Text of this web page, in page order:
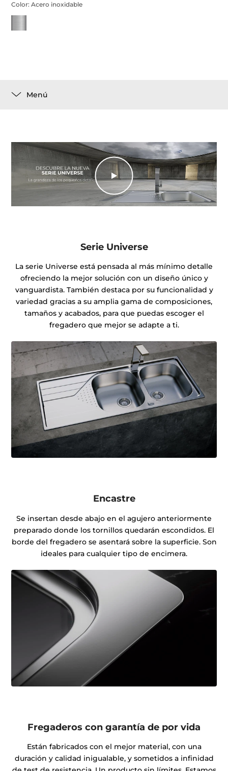
Color:Acero inoxidable
Menú
Serie Universe
La serie Universe está pensada al más mínimo detalle
ofreciendo la mejor solución con un diseño único y
vanguardista. También destaca por su funcionalidad y
variedad gracias a su amplia gama de composiciones,
tamaños y acabados, para que puedas escoger el
fregadero que mejor se adapte a ti.
Encastre
Se insertan desde abajo en el agujero anteriormente
preparado donde los tornillos quedarán escondidos. El
borde del fregadero se asentará sobre la superficie. Son
ideales para cualquier tipo de encimera.
Fregaderos con garantía de por vida
Están fabricados con el mejor material, con una
duración y calidad inigualable, y sometidos a infinidad